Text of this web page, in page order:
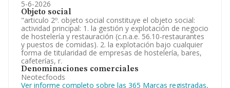
5-6-2026
Objeto social
"articulo 2º. objeto social constituye el objeto social:
actividad principal: 1. la gestión y explotación de negocio
de hostelería y restauración (c.n.a.e. 56.10-restaurantes
y puestos de comidas). 2. la explotación bajo cualquier
forma de titularidad de empresas de hostelería, bares,
cafeterías, r.
Denominaciones comerciales
Neotecfoods
Ver informe completo sobre las 365 Marcas registradas,